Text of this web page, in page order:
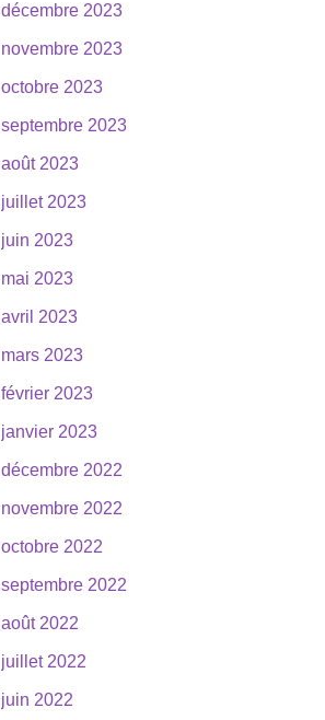
décembre 2023
novembre 2023
octobre 2023
septembre 2023
août 2023
juillet 2023
juin 2023
mai 2023
avril 2023
mars 2023
février 2023
janvier 2023
décembre 2022
novembre 2022
octobre 2022
septembre 2022
août 2022
juillet 2022
juin 2022